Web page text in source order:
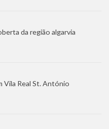
da região algarvia
Vila Real St. António